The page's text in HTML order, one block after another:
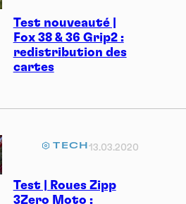
Test nouveauté |
Fox 38 & 36 Grip2 :
redistribution des
cartes
Test | Roues Zipp
3Zero Moto :
TECH13.03.2020